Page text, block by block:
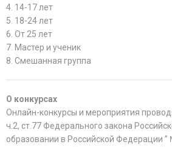
4. 14-17 лет
5. 18-24 лет
6. От 25 лет
7. Мастер и ученик
8. Смешанная группа
О конкурсах
Онлайн-конкурсы и мероприятия
ч.2, ст.77 Федерального закона
образовании в Российской Федерации